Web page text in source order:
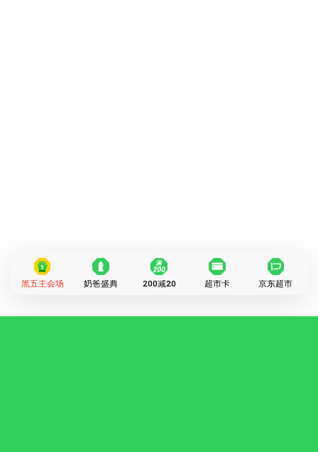
黑五主会场 奶爸盛典 200减20 超市卡 京东超市